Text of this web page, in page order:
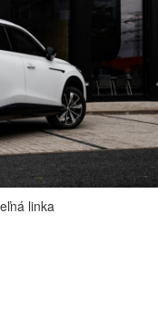
na cestách,
ktoré vám uľahčia
linka